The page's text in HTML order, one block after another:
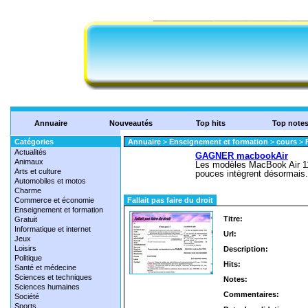
Annuaire Nouveautés Top hits Top notes
Catégories
Actualités
Animaux
Arts et culture
Automobiles et motos
Charme
Commerce et économie
Enseignement et formation
Gratuit
Informatique et internet
Jeux
Loisirs
Politique
Santé et médecine
Sciences et techniques
Sciences humaines
Société
Sports
Annuaire > Enseignement et formation > cours >
Fallait pas faire du droit
Titre:
Url:
Description:
Hits:
Notes:
Commentaires: